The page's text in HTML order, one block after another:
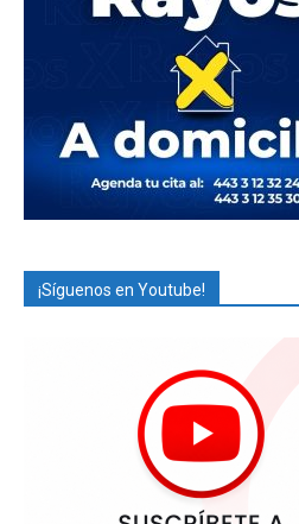
¡Síguenos en Youtube!